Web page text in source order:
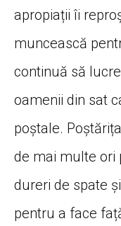
apropiații îi
muncească
continuă să
oamenii din sat
poștale.
de mai multe ori
dureri de spate
pentru a face